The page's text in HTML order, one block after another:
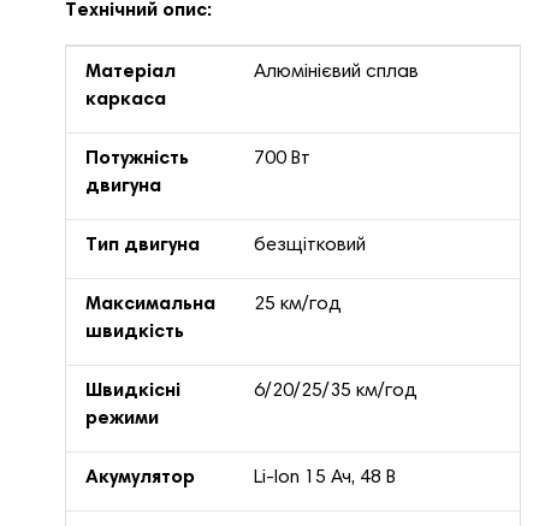
Технічний опис:
Матеріал
каркаса
Алюмінієвий сплав
Потужність
двигуна
700 Вт
Тип двигуна безщітковий
Максимальна
швидкість
25 км/год
Швидкісні
режими
6/20/25/35 км/год
Акумулятор Li-Ion 15 Ач, 48 В